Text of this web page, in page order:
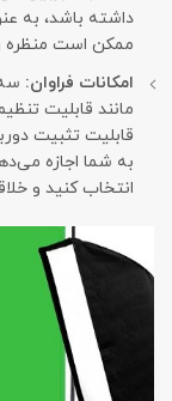
داشته باشد، به
ممکن است منظره
امکانات فراوان:
مانند قابلیت
قابلیت تثبیت
به شما اجازه
انتخاب کنید و